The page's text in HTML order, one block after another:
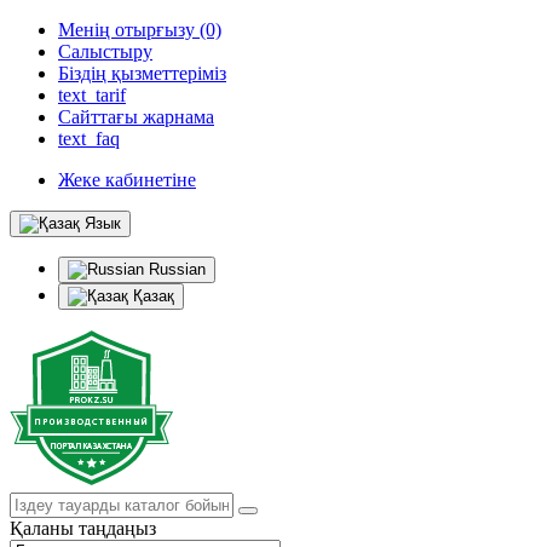
Менің отырғызу (0)
Салыстыру
Біздің қызметтеріміз
text_tarif
Сайттағы жарнама
text_faq
Жеке кабинетіне
Язык
Russian
Қазақ
Қаланы таңдаңыз